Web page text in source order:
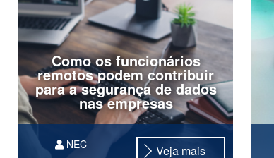
Como os funcionários
remotos podem contribuir
para a segurança de dados
nas empresas
NEC Veja mais